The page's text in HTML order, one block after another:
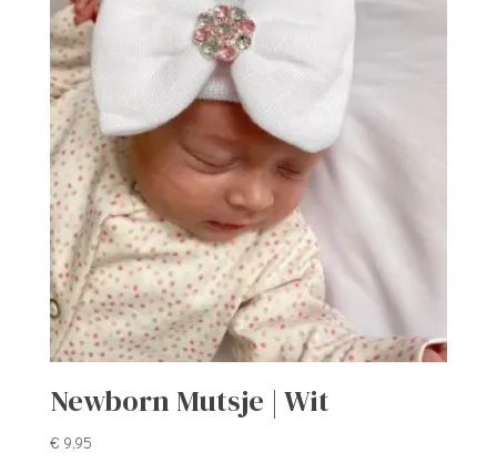
Newborn Mutsje | Wit
€ 9,95